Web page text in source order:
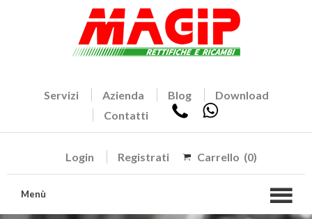
Servizi Azienda Blog
Download
Contatti
Login Registrati Carrello (0)
Menù